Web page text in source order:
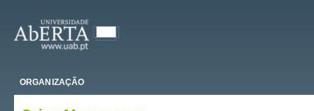
ORGANIZAÇÃO